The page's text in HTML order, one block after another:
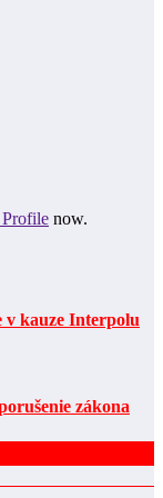
now.
v kauze Interpolu
zákona